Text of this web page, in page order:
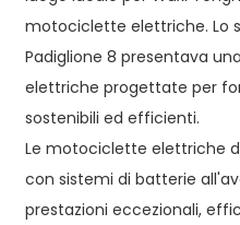
motociclette elettriche. Lo
Padiglione 8 presentava
elettriche progettate per
sostenibili ed efficienti.
Le motociclette elettriche
con sistemi di batterie
prestazioni eccezionali,